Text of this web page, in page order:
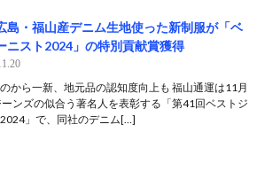
島・福山産デニム生地使った新制服が「ベ
ニスト2024」の特別貢献賞獲得
から一新、地元品の認知度向上も 福山通運は11月
ンズの似合う著名人を表彰する「第41回ベストジ
」で、同社のデニム[…]